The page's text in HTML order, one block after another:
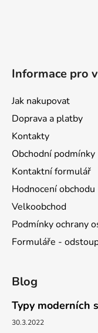
Informace pro
Jak nakupovat
Doprava a platby
Kontakty
Obchodní podmínky
Kontaktní formulář
Hodnocení obchodu
Velkoobchod
Podmínky ochrany
Formuláře -
Blog
Typy moderních
30.3.2022